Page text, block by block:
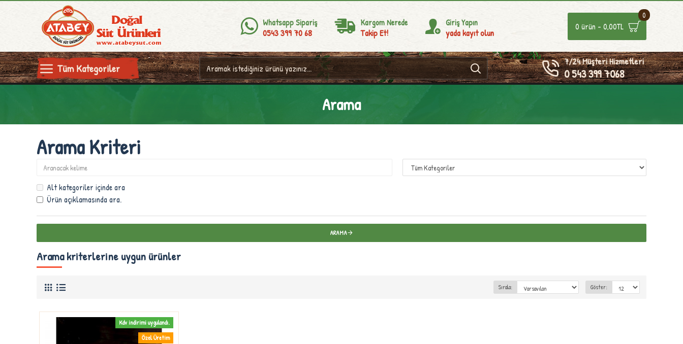
Whatsapp Sipariş
0543 399 70 68
Kargom Nerede
Takip Et!
Giriş Yapın
yada kayıt olun
0 ürün - 0,00TL
0
Tüm Kategoriler
7/24 Müşteri Hizmetleri
0 543 399 7068
Arama
Arama Kriteri
Alt kategoriler içinde ara
Ürün açıklamasında ara.
ARAMA
Arama kriterlerine uygun ürünler
Sırala: Göster:
Özel Üretim
Kdv indirimi uygulandı.